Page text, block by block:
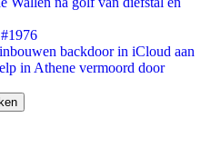
backdoor in iCloud aan
in Athene vermoord door